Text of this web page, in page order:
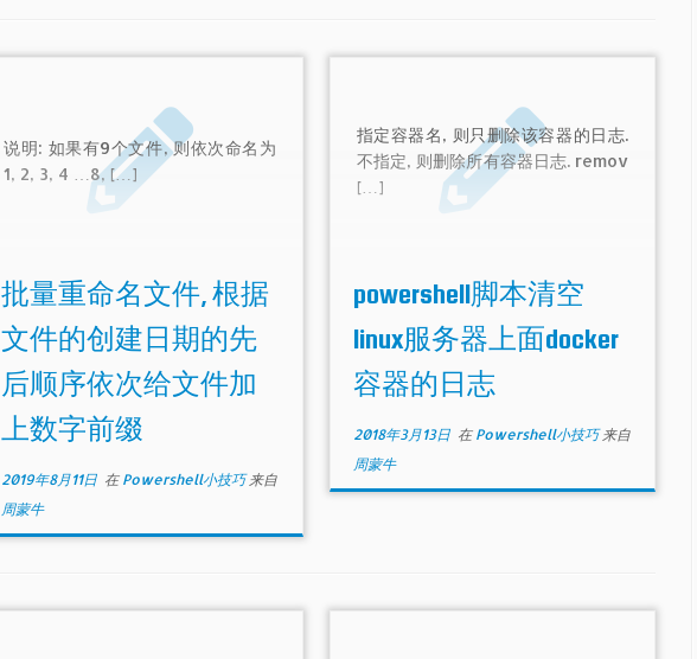
说明: 如果有9个文件, 则依次命名为
1, 2, 3, 4 …8, […]
批量重命名文件, 根据
文件的创建日期的先
后顺序依次给文件加
上数字前缀
2019年8月11日在 Powershell小技巧来自
周蒙牛
指定容器名, 则只删除该容器的日志.
不指定, 则删除所有容器日志. remov
[…]
powershell脚本清空
linux服务器上面docker
容器的日志
2018年3月13日在 Powershell小技巧来自
周蒙牛